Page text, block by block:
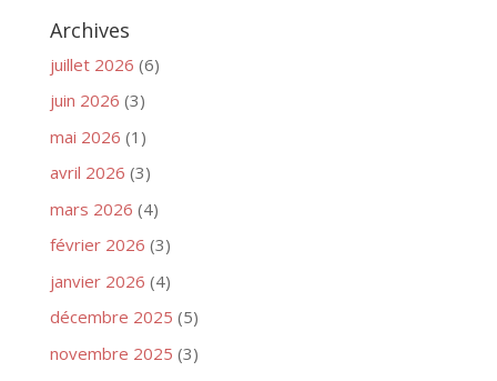
Archives
juillet 2026 (6)
juin 2026 (3)
mai 2026 (1)
avril 2026 (3)
mars 2026 (4)
février 2026 (3)
janvier 2026 (4)
décembre 2025 (5)
novembre 2025 (3)